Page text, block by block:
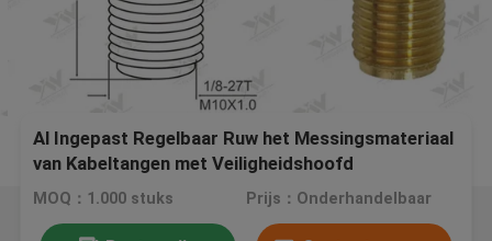
Al Ingepast Regelbaar Ruw het Messingsmateriaal
van Kabeltangen met Veiligheidshoofd
MOQ：1.000 stuks Prijs：Onderhandelbaar